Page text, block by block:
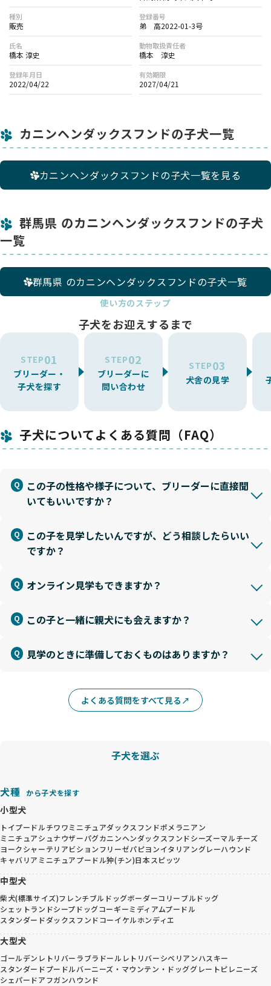
種別
販売
登録番号
弟 高2022-01-3号
氏名
橋本 淳史
動物取扱責任者
橋本 淳史
登録年月日
2022/04/22
有効期限
2027/04/21
カニンヘンダックスフンドの子犬一覧
カニンヘンダックスフンドの子犬一覧を見る
群馬県 のカニンヘンダックスフンドの子犬
一覧
群馬県 のカニンヘンダックスフンドの子犬一覧
使い方のステップ
子犬をお迎えするまで
STEP01
ブリーダー・
子犬を探す
STEP02
ブリーダーに
問い合わせ
STEP03
犬舎の見学
子犬についてよくある質問（FAQ）
この子の性格や様子について、ブリーダーに直接聞
いてもいいですか？
この子を見学したいんですが、どう相談したらいい
ですか？
オンライン見学もできますか？
この子と一緒に親犬にも会えますか？
見学のときに準備しておくものはありますか？
よくある質問をすべて見る
子犬を選ぶ
犬種 から子犬を探す
小型犬
トイプードルチワワミニチュアダックスフンドポメラニアン
ミニチュアシュナウザーパグカニンヘンダックスフンドシーズーマルチーズ
ヨークシャーテリアビションフリーゼパピヨンイタリアングレーハウンド
キャバリア ミニチュアプードル狆(チン)日本スピッツ
中型犬
柴犬(標準サイズ)フレンチブルドッグボーダーコリーブルドッグ
シェットランドシープドッグコーギーミディアムプードル
スタンダードダックスフンドコーイケルホンディエ
大型犬
ゴールデンレトリバー ラブラドールレトリバーシベリアンハスキー
スタンダードプードルバーニーズ・マウンテン・ドッググレートピレニーズ
シェパードアフガンハウンド